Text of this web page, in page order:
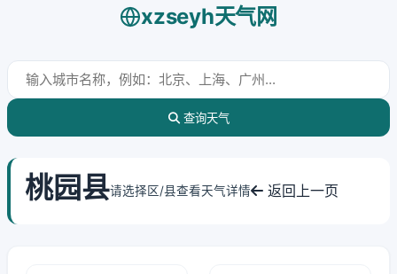
xzseyh天气网
查询天气
桃园县请选择区/县查看天气详情 返回上一页